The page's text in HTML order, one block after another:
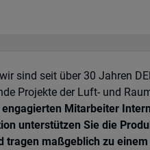
sind seit über 30 Jahren
Projekte der Luft- und
Mitarbeiter
unterstützen Sie die
maßgeblich zu